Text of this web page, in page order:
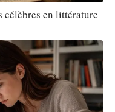
célèbres en littérature